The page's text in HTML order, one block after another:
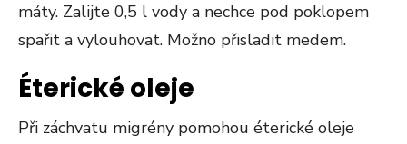
máty. Zalijte 0,5 l vody a nechce pod poklopem
spařit a vylouhovat. Možno přisladit medem.
Éterické oleje
Při záchvatu migrény pomohou éterické oleje